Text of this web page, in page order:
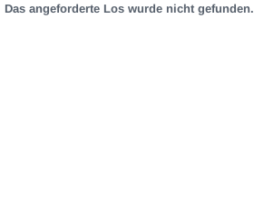
Das angeforderte Los wurde nicht gefunden.